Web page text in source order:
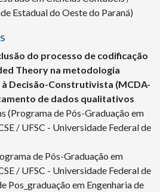
Estadual do Oeste do Paraná)
do processo de codificação
Theory na metodologia
Decisão-Construtivista (MCDA-
de dados qualitativos
(Programa de Pós-Graduação em
/ UFSC - Universidade Federal de
de Pós-Graduação em
/ UFSC - Universidade Federal de
Pos_graduação em Engenharia de